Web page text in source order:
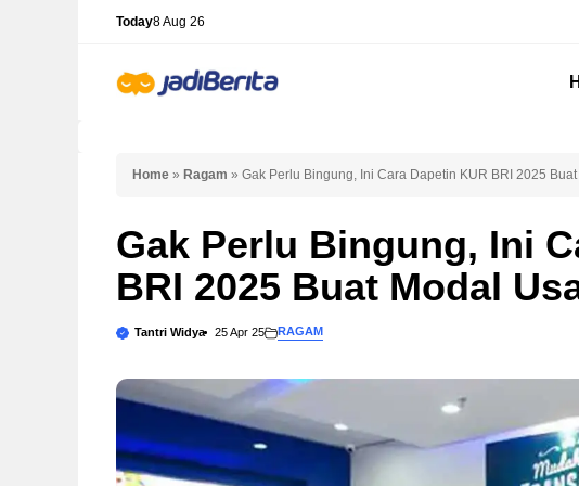
Today8 Aug 26
Home » Ragam » Gak Perlu Bingung, Ini Cara Dapetin KUR BRI 2025
Gak Perlu Bingung, Ini
BRI 2025 Buat Modal
Tantri Widya 25 Apr 25 RAGAM